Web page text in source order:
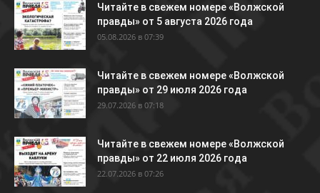
Читайте в свежем номере «Волжской
правды» от 5 августа 2026 года
05.08.2026 в 07:39
Читайте в свежем номере «Волжской
правды» от 29 июля 2026 года
29.07.2026 в 07:18
Читайте в свежем номере «Волжской
правды» от 22 июля 2026 года
22.07.2026 в 07:26